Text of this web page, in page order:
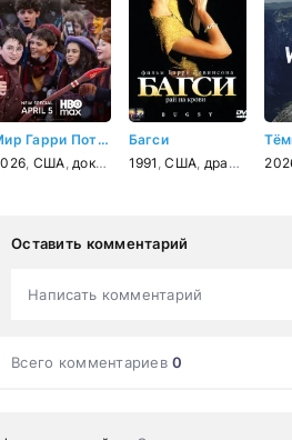
Мир Гарри Поттера: Мастерство, стоящее за магией
США документальный ,
Багси
1991 ,США драма
Оставить комментарий
Написать комментарий
Всего комментариев0